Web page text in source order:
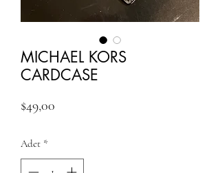
MICHAEL KORS
CARDCASE
$49,00
Adet *